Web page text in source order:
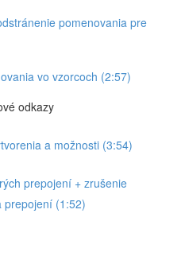
pomenovania pre
vo vzorcoch (2:57)
odkazy
a možnosti (3:54)
prepojení + zrušenie
prepojení (1:52)